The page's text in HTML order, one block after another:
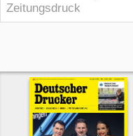
Zeitungsdruck